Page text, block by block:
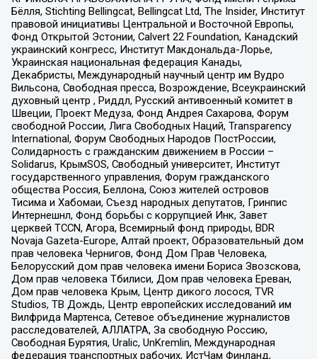
Бёлля, Stichting Bellingcat, Bellingcat Ltd, The Insider, Институт
правовой инициативы Центральной и Восточной Европы,
Фонд Открытой Эстонии, Calvert 22 Foundation, Канадский
украинский конгресс, Институт Макдональда-Лорье,
Украинская национальная федерация Канады,
Декабристы, Международный научный центр им Вудро
Вильсона, Свободная пресса, Возрождение, Всеукраинский
духовный центр , Риддл, Русский антивоенный комитет в
Швеции, Проект Медуза, Фонд Андрея Сахарова, Форум
свободной России, Лига Свободных Наций, Transparеncy
International, Форум Свободных Народов ПостРоссии,
Солидарность с гражданским движением в России –
Solidarus, КрымSOS, Свободный университет, Институт
государственного управления, Форум гражданского
общества Россия, Беллона, Союз жителей островов
Тисима и Хабомаи, Съезд народных депутатов, Гринпис
Интернешнл, Фонд борьбы с коррупцией Инк, Завет
церквей TCCN, Агора, Всемирный фонд природы, BDR
Novaja Gazeta-Europe, Алтай проект, Образовательный дом
прав человека Чернигов, Фонд Дом Прав Человека,
Белорусский дом прав человека имени Бориса Звозскова,
Дом прав человека Тбилиси, Дом прав человека Ереван,
Дом прав человека Крым, Центр дикого лосося, TVR
Studios, ТВ Дождь, Центр европейских исследований им
Вилфрида Мартенса, Сетевое объединение журналистов
расследователей, АЛЛАТРА, За свободную Россию,
Свободная Бурятия, Uralic, UnKremlin, Международная
федерация транспортных рабочих, ИстЧам Финланд,